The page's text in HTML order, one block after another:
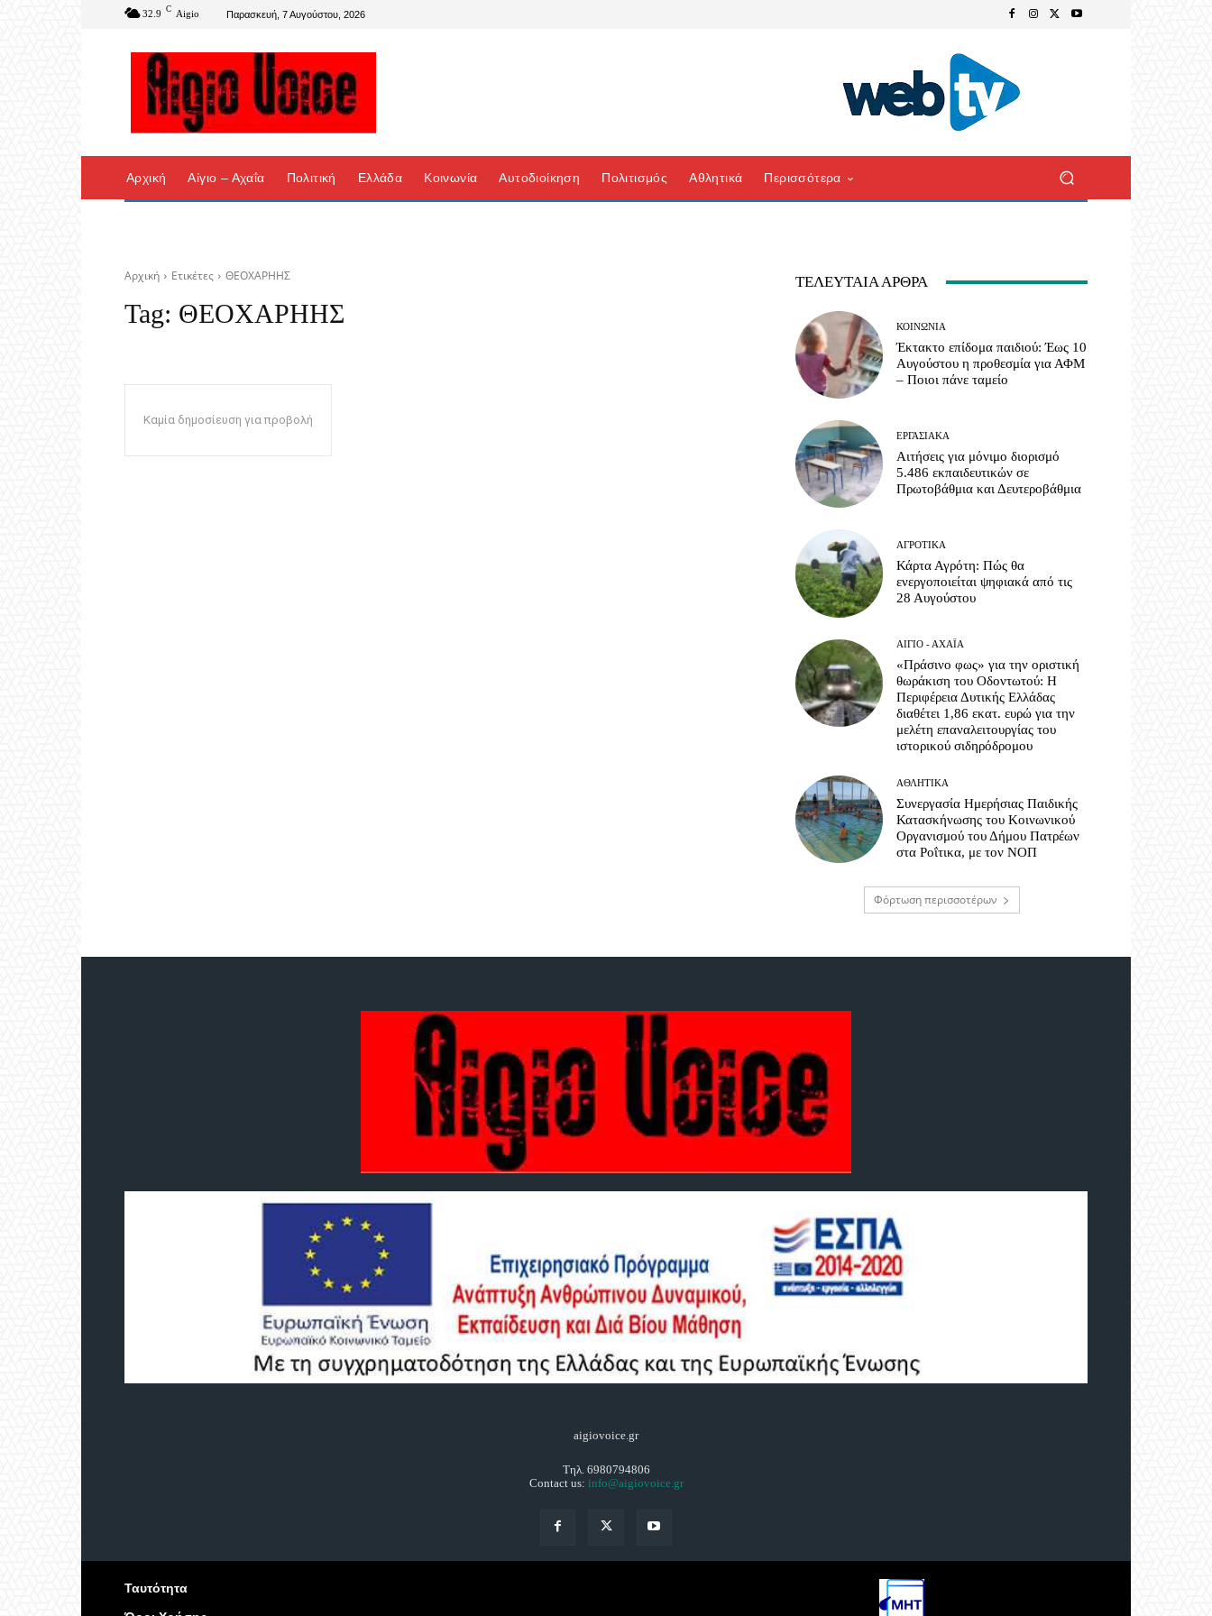
32.9 C Aigio Παρασκευή, 7 Αυγούστου, 2026
Αρχική Αίγιο – Αχαΐα Πολιτική Ελλάδα Κοινωνία Αυτοδιοίκηση Πολιτισμός Αθλητικά Περισσότερα
Αρχική Ετικέτες ΘΕΟΧΑΡΗΗΣ
Tag: ΘΕΟΧΑΡΗΗΣ
Καμία δημοσίευση για προβολή
ΤΕΛΕΥΤΑΊΑ ΆΡΘΡΑ
ΚΟΙΝΩΝΊΑ
Έκτακτο επίδομα παιδιού: Έως 10
Αυγούστου η προθεσμία για ΑΦΜ
– Ποιοι πάνε ταμείο
ΕΡΓΑΣΙΑΚΆ
Αιτήσεις για μόνιμο διορισμό
5.486 εκπαιδευτικών σε
Πρωτοβάθμια και Δευτεροβάθμια
ΑΓΡΟΤΙΚΆ
Κάρτα Αγρότη: Πώς θα
ενεργοποιείται ψηφιακά από τις
28 Αυγούστου
ΑΊΓΙΟ - ΑΧΑΪ́Α
«Πράσινο φως» για την οριστική
θωράκιση του Οδοντωτού: Η
Περιφέρεια Δυτικής Ελλάδας
διαθέτει 1,86 εκατ. ευρώ για την
μελέτη επαναλειτουργίας του
ιστορικού σιδηρόδρομου
ΑΘΛΗΤΙΚΆ
Συνεργασία Ημερήσιας Παιδικής
Κατασκήνωσης του Κοινωνικού
Οργανισμού του Δήμου Πατρέων
στα Ροΐτικα, με τον ΝΟΠ
Φόρτωση περισσοτέρων
aigiovoice.gr
Τηλ. 6980794806
Contact us: info@aigiovoice.gr
Ταυτότητα